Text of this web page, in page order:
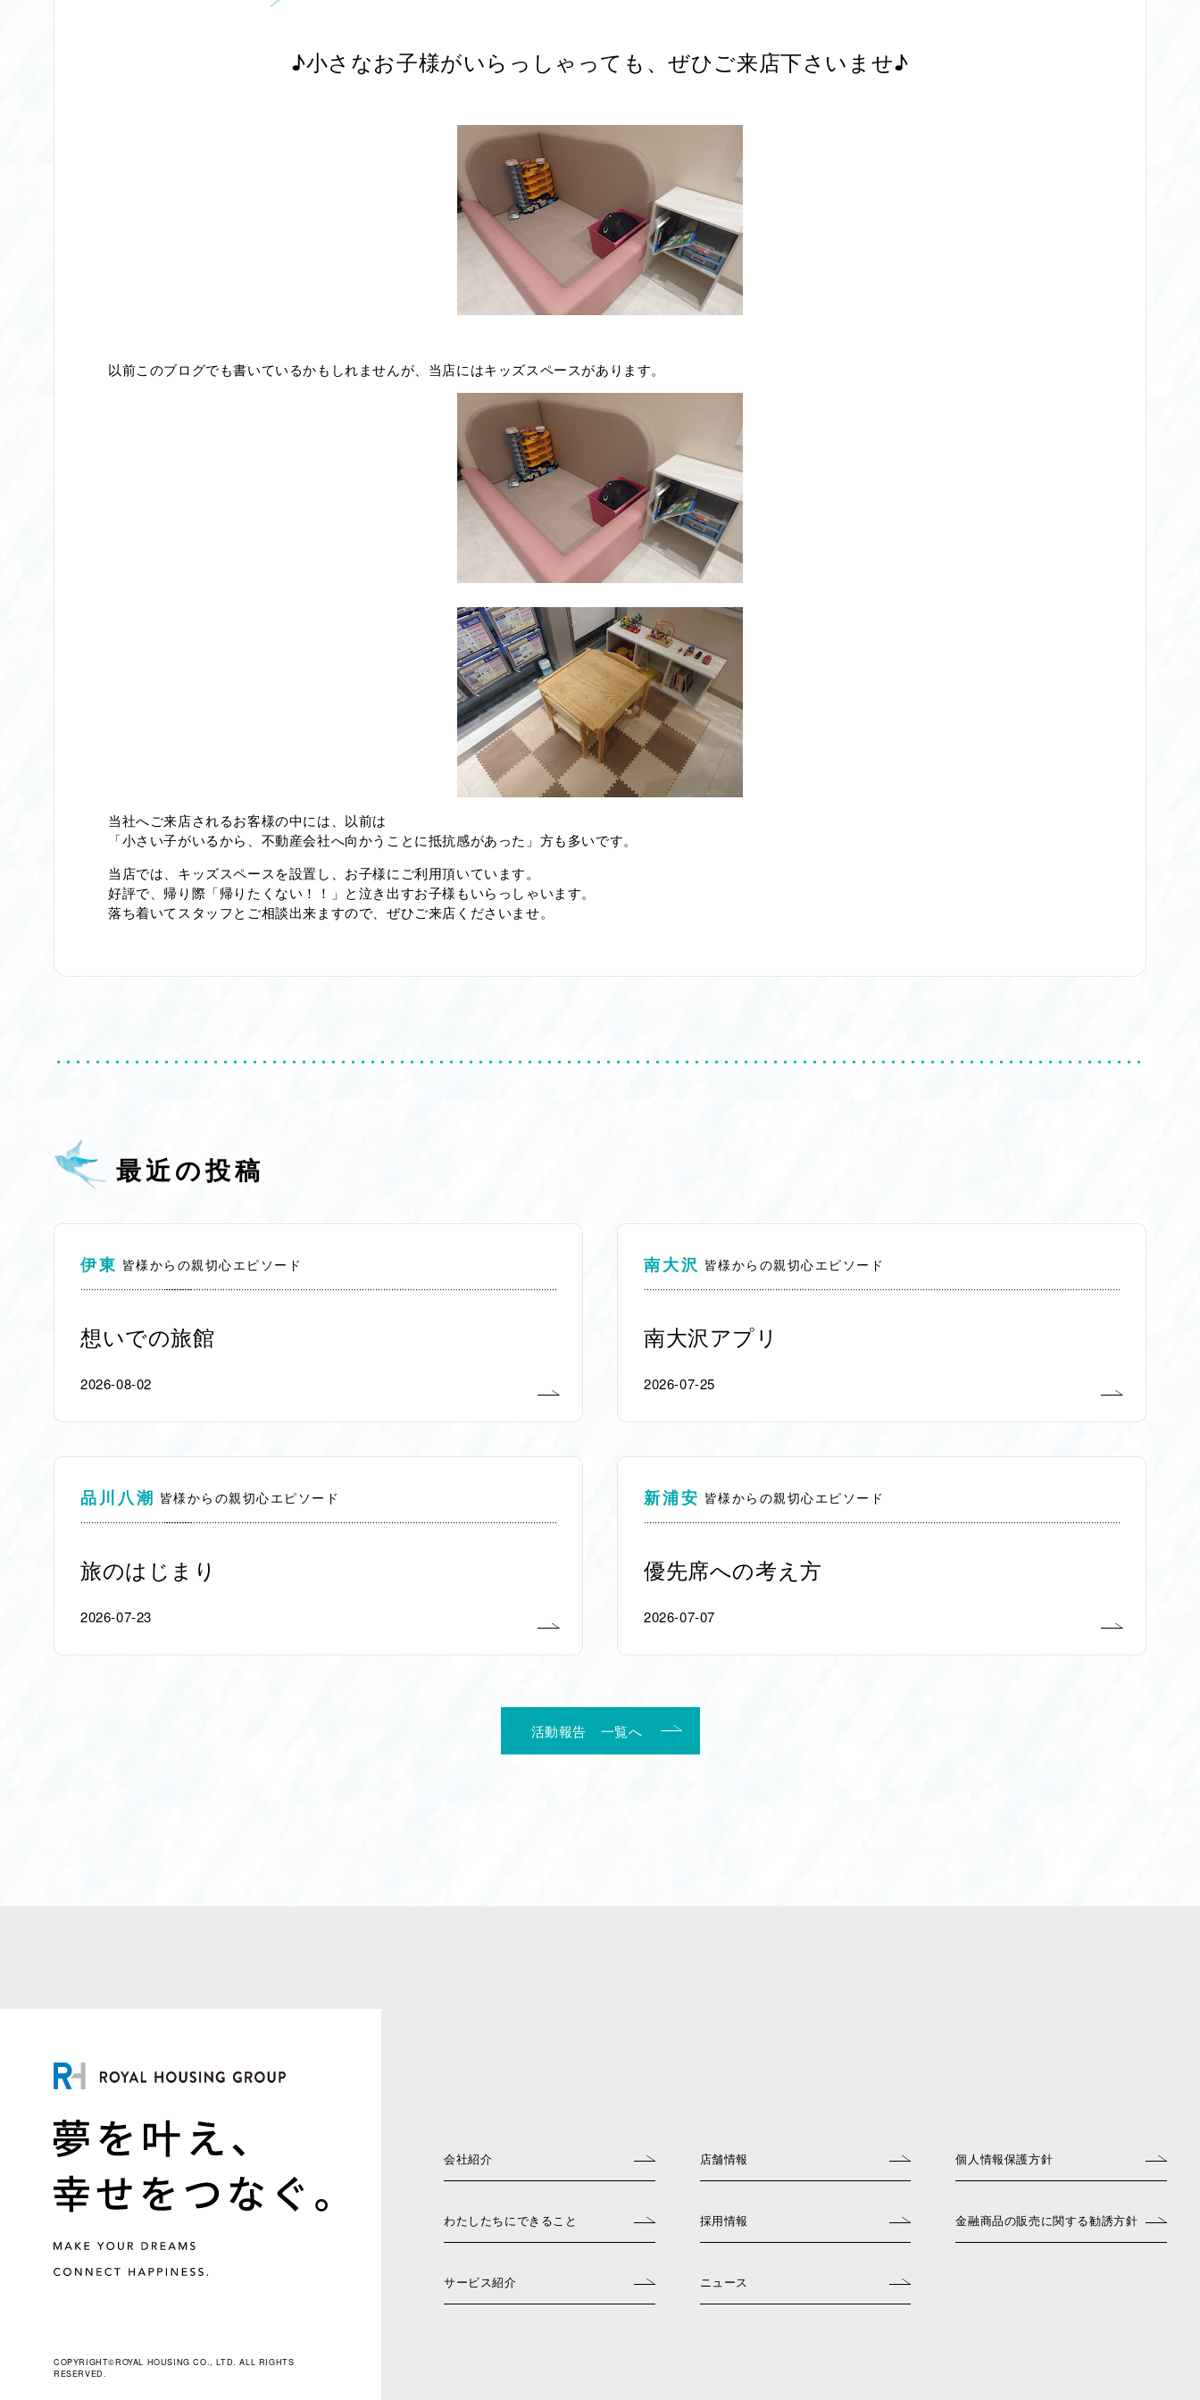
♪小さなお子様がいらっしゃっても、ぜひご来店下さいませ♪
以前このブログでも書いているかもしれませんが、当店にはキッズスペースがあります。
当社へご来店されるお客様の中には、以前は
「小さい子がいるから、不動産会社へ向かうことに抵抗感があった」方も多いです。
当店では、キッズスペースを設置し、お子様にご利用頂いています。
好評で、帰り際「帰りたくない！！」と泣き出すお子様もいらっしゃいます。
落ち着いてスタッフとご相談出来ますので、ぜひご来店くださいませ。
最近の投稿
伊東 皆様からの親切心エピソード
想いでの旅館
2026-08-02
南大沢 皆様からの親切心エピソード
南大沢アプリ
2026-07-25
品川八潮 皆様からの親切心エピソード
旅のはじまり
2026-07-23
新浦安 皆様からの親切心エピソード
優先席への考え方
2026-07-07
活動報告 一覧へ
会社紹介
わたしたちにできること
サービス紹介
店舗情報
採用情報
ニュース
個人情報保護方針
金融商品の販売に関する勧誘方針
COPYRIGHT©ROYAL HOUSING CO., LTD. ALL RIGHTS
RESERVED.